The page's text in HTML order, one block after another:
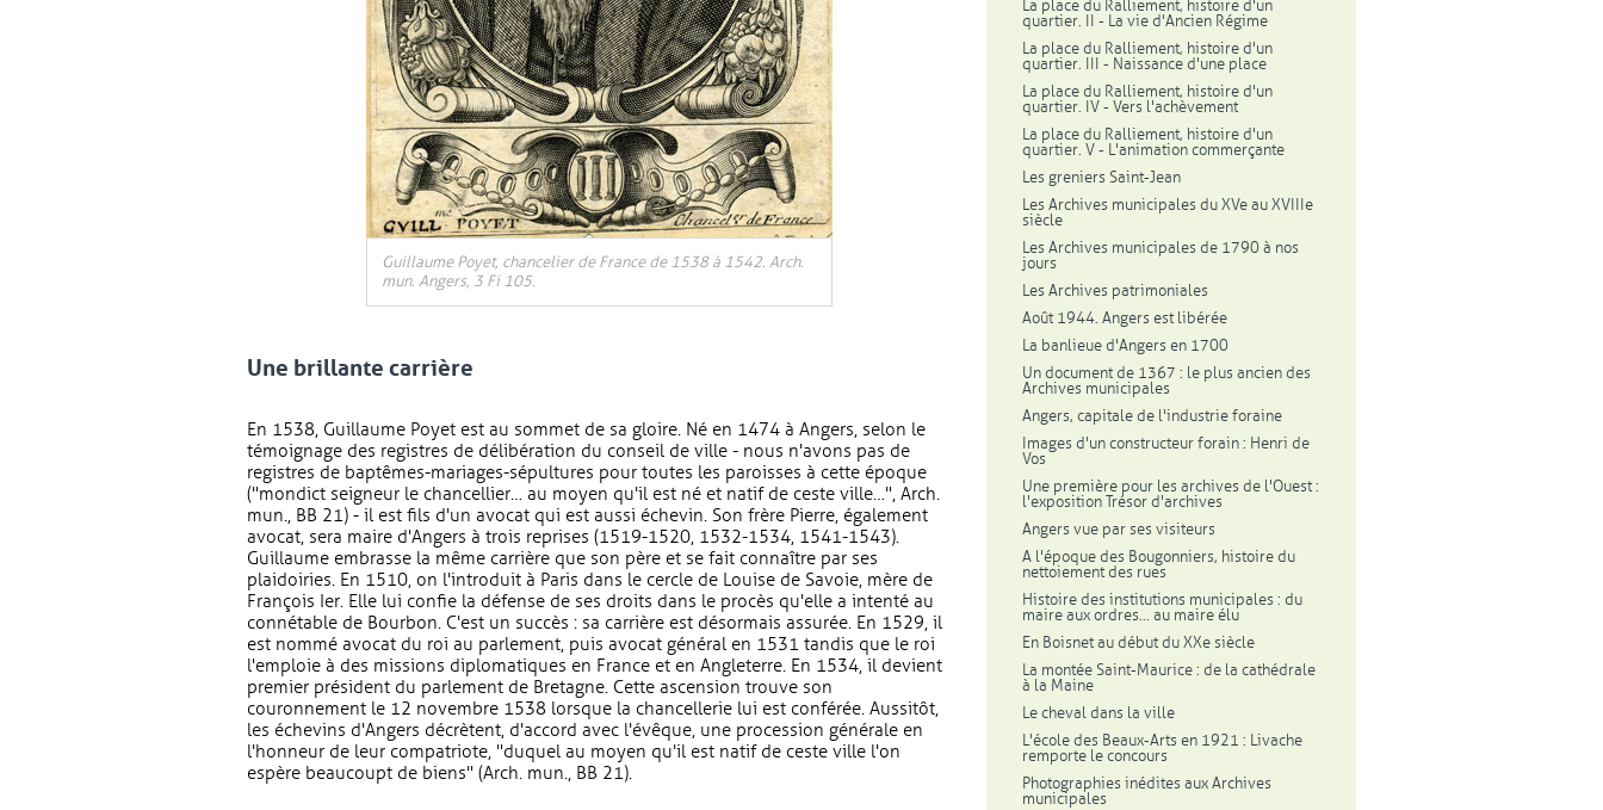
Guillaume Poyet, chancelier de France de 1538 à 1542. Arch.
mun. Angers, 3 Fi 105.
Une brillante carrière
En 1538, Guillaume Poyet est au sommet de sa gloire. Né en 1474 à Angers, selon le
témoignage des registres de délibération du conseil de ville - nous n'avons pas de
registres de baptêmes-mariages-sépultures pour toutes les paroisses à cette époque
("mondict seigneur le chancellier… au moyen qu'il est né et natif de ceste ville…", Arch.
mun., BB 21) - il est fils d'un avocat qui est aussi échevin. Son frère Pierre, également
avocat, sera maire d'Angers à trois reprises (1519-1520, 1532-1534, 1541-1543).
Guillaume embrasse la même carrière que son père et se fait connaître par ses
plaidoiries. En 1510, on l'introduit à Paris dans le cercle de Louise de Savoie, mère de
François Ier. Elle lui confie la défense de ses droits dans le procès qu'elle a intenté au
connétable de Bourbon. C'est un succès : sa carrière est désormais assurée. En 1529, il
est nommé avocat du roi au parlement, puis avocat général en 1531 tandis que le roi
l'emploie à des missions diplomatiques en France et en Angleterre. En 1534, il devient
premier président du parlement de Bretagne. Cette ascension trouve son
couronnement le 12 novembre 1538 lorsque la chancellerie lui est conférée. Aussitôt,
les échevins d'Angers décrètent, d'accord avec l'évêque, une procession générale en
l'honneur de leur compatriote, "duquel au moyen qu'il est natif de ceste ville l'on
espère beaucoupt de biens" (Arch. mun., BB 21).
La place du Ralliement, histoire d'un
quartier. II - La vie d'Ancien Régime
La place du Ralliement, histoire d'un
quartier. III - Naissance d'une place
La place du Ralliement, histoire d'un
quartier. IV - Vers l'achèvement
La place du Ralliement, histoire d'un
quartier. V - L'animation commerçante
Les greniers Saint-Jean
Les Archives municipales du XVe au XVIIIe
siècle
Les Archives municipales de 1790 à nos
jours
Les Archives patrimoniales
Août 1944. Angers est libérée
La banlieue d'Angers en 1700
Un document de 1367 : le plus ancien des
Archives municipales
Angers, capitale de l'industrie foraine
Images d'un constructeur forain : Henri de
Vos
Une première pour les archives de l'Ouest :
l'exposition Trésor d'archives
Angers vue par ses visiteurs
A l'époque des Bougonniers, histoire du
nettoiement des rues
Histoire des institutions municipales : du
maire aux ordres... au maire élu
En Boisnet au début du XXe siècle
La montée Saint-Maurice : de la cathédrale
à la Maine
Le cheval dans la ville
L'école des Beaux-Arts en 1921 : Livache
remporte le concours
Photographies inédites aux Archives
municipales